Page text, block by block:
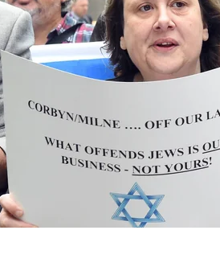
verlag
verlag
veranstaltungen
shop
fragen & hilfe
unterstützen
abo
genossenschaft